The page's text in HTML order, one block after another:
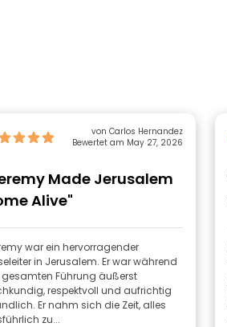
von Carlos Hernandez
Bewertet am May 27, 2026
Made Jerusalem
Alive"
war ein hervorragender
in Jerusalem. Er war während
gesamten Führung äußerst
respektvoll und aufrichtig
Er nahm sich die Zeit, alles
zu...